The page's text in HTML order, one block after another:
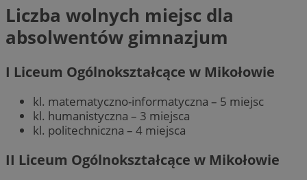
Liczba wolnych miejsc dla
absolwentów gimnazjum
I Liceum Ogólnokształcące w Mikołowie
kl. matematyczno-informatyczna – 5 miejsc
kl. humanistyczna – 3 miejsca
kl. politechniczna – 4 miejsca
II Liceum Ogólnokształcące w Mikołowie